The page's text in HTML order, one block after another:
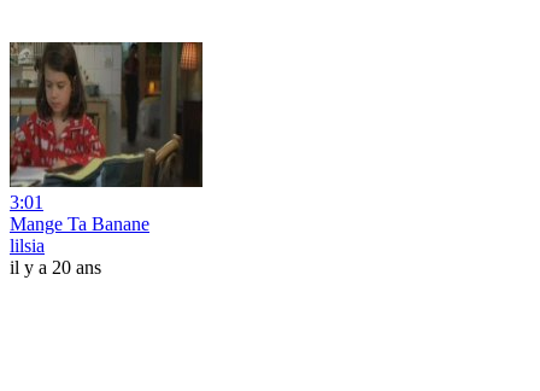
3:01
Mange Ta Banane
lilsia
il y a 20 ans